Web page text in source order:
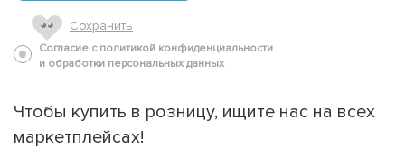
Сохранить
Согласие с политикой конфиденциальности
и обработки персональных данных
Чтобы купить в розницу, ищите нас на всех
маркетплейсах!